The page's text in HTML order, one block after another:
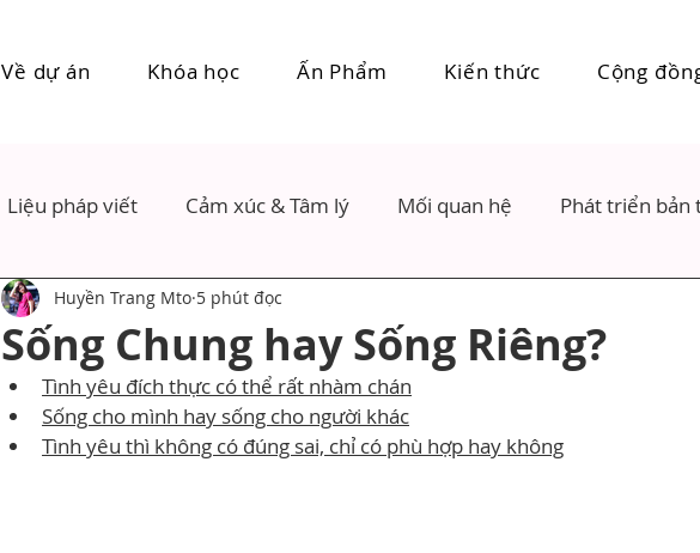
Về dự án Khóa học Ấn Phẩm Kiến thức Cộng
Liệu pháp viết Cảm xúc & Tâm lý Mối quan hệ Phát triển bản
Sống Chung hay Sống Riêng?
Huyền Trang Mto 5 phút đọc
Tình yêu đích thực có thể rất nhàm chán
Sống cho mình hay sống cho người khác
Tình yêu thì không có đúng sai, chỉ có phù hợp hay không